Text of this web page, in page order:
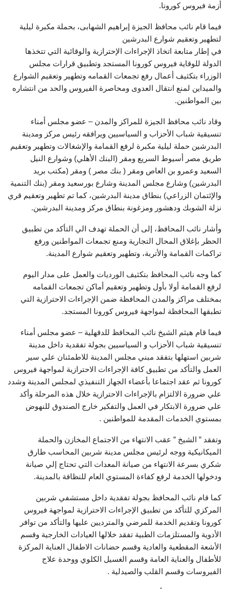
أزمة فيروس كورونا.
فيما قام نائب محافظ الجيزة إبراهيم الشهابى، بحملة مكبرة ليلية
لتطهير وتعقيم شوارع البدرشين
في إطار متابعة اتخاذ الإجراءات الإحترازية والوقائية التي تتخذها
الدولة للوقاية فيروس كورونا المستجد وتطبيق قرارات مجلس
الوزراء بتكثيف أعمال رفع تجمعات القمامه وتطهير وتعقيم الشوارع
والميداين لمنع انتقال العدوى ومحاصرة الفيروس والحد من انتشاره
بين المواطنين.
وقاد نائب محافظ الجيزة للمراكز والمدن – عضو مجلس أمناء
تنسيقية شباب الأحزاب و السياسيين ويرافقه رئيس مركز ومدينة
البدرشين حملة ليلية مكبرة لرفع القمامة والإشغالات وتطهير وتعقيم
طريق مصر أسيوط السريع ومقر (البنك الأهلي) وشوارع النيل
السعيد وعمرو بن العاص ومقر ( بنك مصر ) ومقر (مكتب بريد
البدرشين) وشارع مجلس المدينة وشارع بورسعيد ومقر (بنك التنمية
والإئتمان الزراعي) بنطاق مدينة البدرشين، كما تم تطهير وتعقيم قري
نزلة الشوبك ودهشور ومزغونة بنطاق مركز ومدينة البدرشين.
وأشار نائب المحافظ، إلى أن الحملة تهدف الي التأكد من تطبيق
الحظر بإغلاق المحال التجارية ومنع تجمعات المواطنين ورفع
تراكمات القمامة والأتربة، وتطهير وتعقيم شوارع المدينة.
كما وجه نائب المحافظ بتكثيف الورديات والعمل على مدار اليوم
لرفع القمامة أولا بأول وتطهير وتعقيم أماكن تجمعات القمامه
بمختلف مراكز والمدن المحافظة ضمن الإجراءات الاحترازية التي
تطبقها المحافظة لمواجهة فيروس كورونا المستجد.
فيما قام هيثم الشيخ نائب المحافظ للدقهلية – عضو مجلس أمناء
تنسيقية شباب الأحزاب و السياسيين بجولة تفقدية داخل مدينة
شربين استهلها بتفقد مبني مجلس المدينة للاطمئنان علي سير
العمل والتأكد من تطبيق كافة الإجراءات الاحترازية لمواجهة فيروس
كورونا ثم عقد اجتماعا بأعضاء الجهاز التنفيذي لمجلس المدينة وشدد
علي ضرورة الالتزام بالإجراءات الاحترازية خلال هذه المرحلة وأكد
علي ضرورة الابتكار في العمل والتفكير خارج الصندوق للنهوض
بمستوي الخدمات المقدمة للمواطنين .
وتفقد ” الشيخ ” عقب الانتهاء من الاجتماع المخازن والحملة
الميكانيكية ووجه لرئيس مجلس مدينة شربين المحاسب طارق
شكري بسرعة الانتهاء من صيانة المعدات التي تحتاج إلي صيانة
ودخولها الخدمة لرفع كفاءة المستوي العام للنظافة بالمدينة.
كما قام نائب المحافظ بجولة تفقدية داخل مستشفي شربين
المركزي للتأكد من تطبيق الإجراءات الاحترازية لمواجهة فيروس
كورونا وتقديم الخدمة للمرضي والمترديين عليها والتأكد من توافر
الأدوية والمستلزمات الطبية تفقد خلالها العيادات الخارجية وقسم
الأشعة المقطعية والعادية وقسم حضانات الاطفال العناية المركزة
للأطفال والعناية العامة وقسم الغسيل الكلوي ووحدة علاج
الفيروسات وقسم القلب والصيدلية .